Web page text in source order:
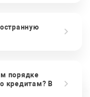
порядке
кредитам? В